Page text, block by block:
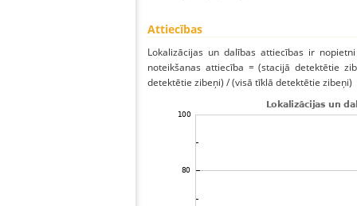
Attiecības
Lokalizācijas un dalības attiecības ir
noteikšanas attiecība = (stacijā detektētie
detektētie zibeņi) / (visā tīklā detektētie zibeņi)